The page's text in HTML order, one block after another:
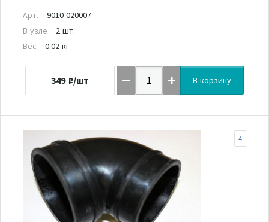
Арт.
9010-020007
В узле
2 шт.
Вес
0.02 кг
349 ₽/шт В корзину
4